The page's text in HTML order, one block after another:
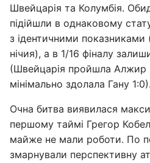
Швейцарія та Колумбія.
підійшли в однаковому
з ідентичними показниками
нічия), а в 1/16 фіналу
(Швейцарія пройшла Алжир
мінімально здолала Гану 1:0).
Очна битва виявилася
першому таймі Грегор
майже не мали роботи. По
змарнували перспективну